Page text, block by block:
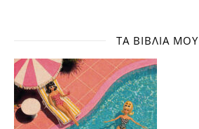
ΤΑ ΒΙΒΛΊΑ ΜΟΥ